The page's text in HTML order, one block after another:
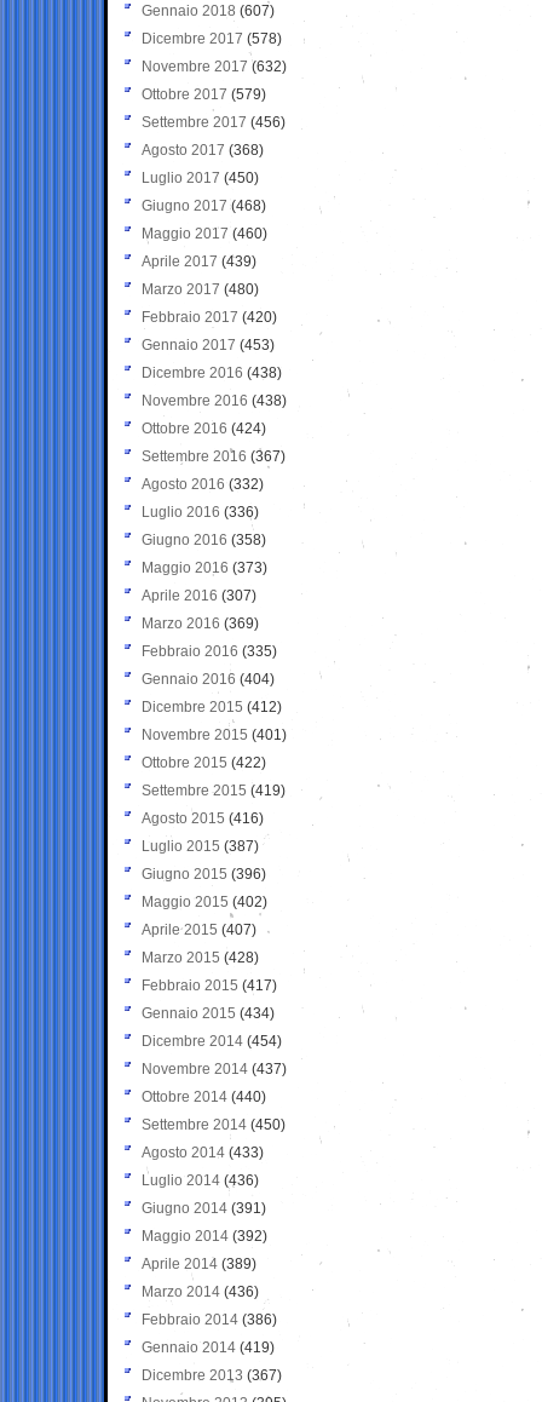
Gennaio 2018 (607)
Dicembre 2017 (578)
Novembre 2017 (632)
Ottobre 2017 (579)
Settembre 2017 (456)
Agosto 2017 (368)
Luglio 2017 (450)
Giugno 2017 (468)
Maggio 2017 (460)
Aprile 2017 (439)
Marzo 2017 (480)
Febbraio 2017 (420)
Gennaio 2017 (453)
Dicembre 2016 (438)
Novembre 2016 (438)
Ottobre 2016 (424)
Settembre 2016 (367)
Agosto 2016 (332)
Luglio 2016 (336)
Giugno 2016 (358)
Maggio 2016 (373)
Aprile 2016 (307)
Marzo 2016 (369)
Febbraio 2016 (335)
Gennaio 2016 (404)
Dicembre 2015 (412)
Novembre 2015 (401)
Ottobre 2015 (422)
Settembre 2015 (419)
Agosto 2015 (416)
Luglio 2015 (387)
Giugno 2015 (396)
Maggio 2015 (402)
Aprile 2015 (407)
Marzo 2015 (428)
Febbraio 2015 (417)
Gennaio 2015 (434)
Dicembre 2014 (454)
Novembre 2014 (437)
Ottobre 2014 (440)
Settembre 2014 (450)
Agosto 2014 (433)
Luglio 2014 (436)
Giugno 2014 (391)
Maggio 2014 (392)
Aprile 2014 (389)
Marzo 2014 (436)
Febbraio 2014 (386)
Gennaio 2014 (419)
Dicembre 2013 (367)